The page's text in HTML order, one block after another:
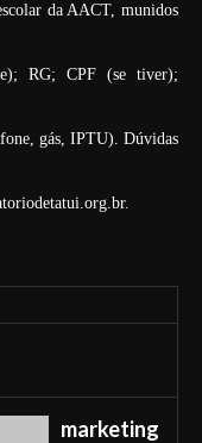
da AACT, munidos
RG; CPF (se tiver);
gás, IPTU). Dúvidas
marketing